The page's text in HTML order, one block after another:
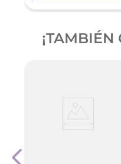
¡TAMBIÉN